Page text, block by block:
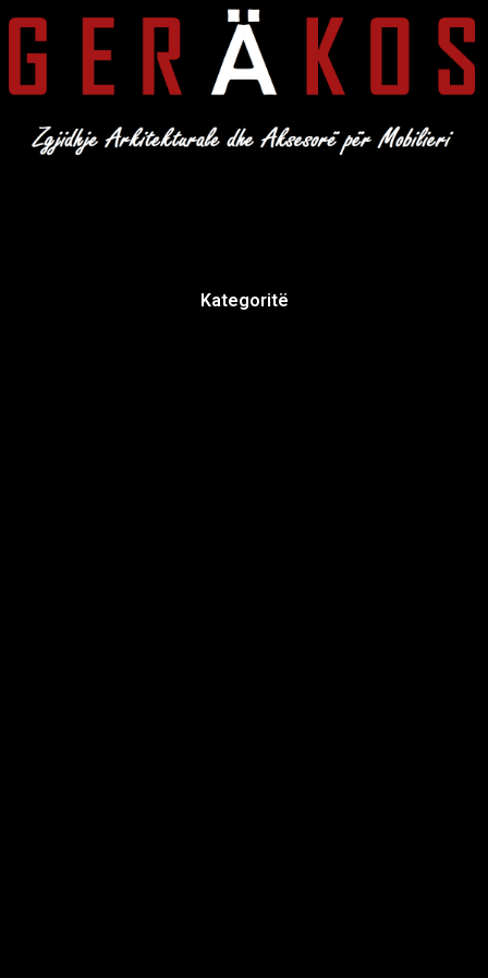
Kategoritë